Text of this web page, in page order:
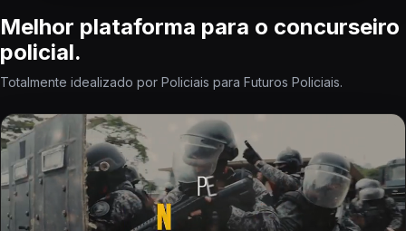
Melhor plataforma para o concurseiro
policial.
Totalmente idealizado por Policiais para Futuros Policiais.